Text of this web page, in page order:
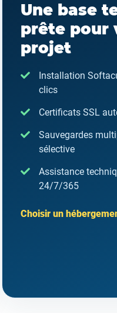
Une base
prête pour
projet
Installation
clics
Certificats SSL
Sauvegardes
sélective
Assistance
24/7/365
Choisir un